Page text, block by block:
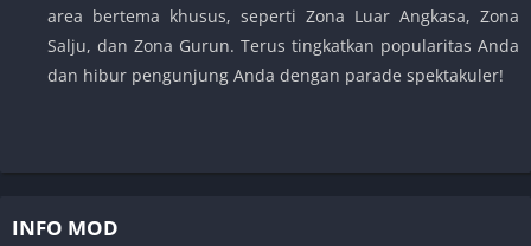
area bertema khusus, seperti Zona Luar Angkasa, Zona
Salju, dan Zona Gurun. Terus tingkatkan popularitas Anda
dan hibur pengunjung Anda dengan parade spektakuler!
INFO MOD